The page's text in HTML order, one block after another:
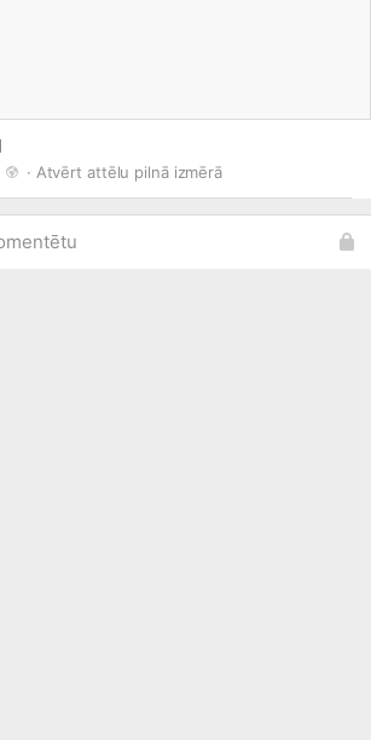
· Atvērt attēlu pilnā izmērā